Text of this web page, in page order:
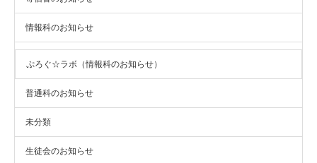
情報科のお知らせ
ぷろぐ☆ラボ（情報科のお知らせ）
普通科のお知らせ
未分類
生徒会のお知らせ